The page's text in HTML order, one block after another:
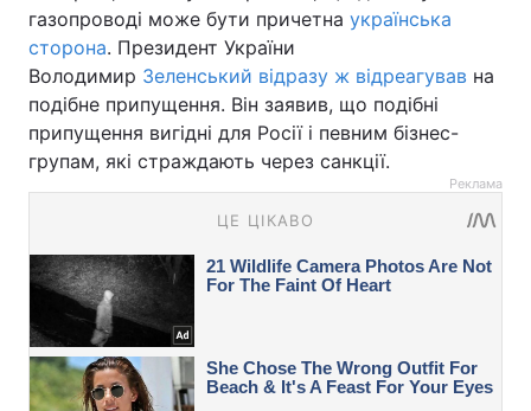
газопроводі може бути причетна українська
сторона. Президент України
Володимир Зеленський відразу ж відреагував на
подібне припущення. Він заявив, що подібні
припущення вигідні для Росії і певним бізнес-
групам, які страждають через санкції.
Реклама